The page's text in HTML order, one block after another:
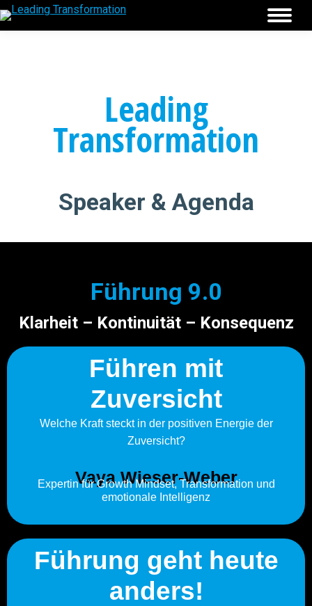
Leading
Transformation
Speaker & Agenda
Führung 9.0
Klarheit – Kontinuität – Konsequenz
Führen mit
Zuversicht
Welche Kraft steckt in der positiven Energie der
Zuversicht?
Vaya Wieser-Weber
Expertin für Growth Mindset, Transformation und
emotionale Intelligenz
Führung geht heute
anders!